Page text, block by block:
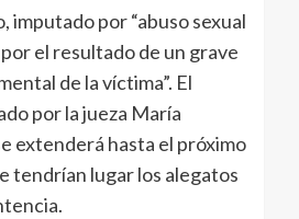
imputado por “abuso sexual
el resultado de un grave
de la víctima”. El
por la jueza María
extenderá hasta el próximo
tendrían lugar los alegatos